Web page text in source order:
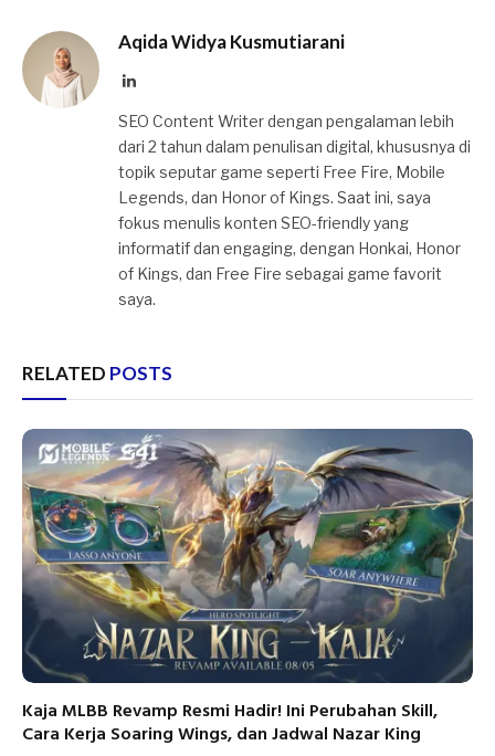
Aqida Widya Kusmutiarani
LinkedIn
SEO Content Writer dengan pengalaman lebih
dari 2 tahun dalam penulisan digital, khususnya di
topik seputar game seperti Free Fire, Mobile
Legends, dan Honor of Kings. Saat ini, saya
fokus menulis konten SEO-friendly yang
informatif dan engaging, dengan Honkai, Honor
of Kings, dan Free Fire sebagai game favorit
saya.
RELATED POSTS
Kaja MLBB Revamp Resmi Hadir! Ini Perubahan Skill,
Cara Kerja Soaring Wings, dan Jadwal Nazar King